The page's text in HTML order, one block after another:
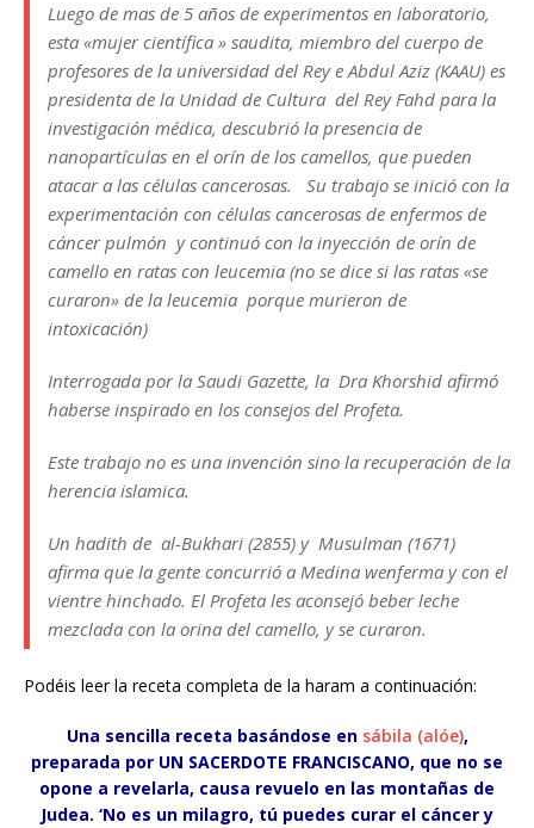
Luego de mas de 5 años de experimentos en laboratorio,
esta «mujer científica » saudita, miembro del cuerpo de
profesores de la universidad del Rey e Abdul Aziz (KAAU) es
presidenta de la Unidad de Cultura del Rey Fahd para la
investigación médica, descubrió la presencia de
nanopartículas en el orín de los camellos, que pueden
atacar a las células cancerosas. Su trabajo se inició con la
experimentación con células cancerosas de enfermos de
cáncer pulmón y continuó con la inyección de orín de
camello en ratas con leucemia (no se dice si las ratas «se
curaron» de la leucemia porque murieron de
intoxicación)
Interrogada por la Saudi Gazette, la Dra Khorshid afirmó
haberse inspirado en los consejos del Profeta.
Este trabajo no es una invención sino la recuperación de la
herencia islamica.
Un hadith de al-Bukhari (2855) y Musulman (1671)
afirma que la gente concurrió a Medina wenferma y con el
vientre hinchado. El Profeta les aconsejó beber leche
mezclada con la orina del camello, y se curaron.
Podéis leer la receta completa de la haram a continuación:
Una sencilla receta basándose en sábila (alóe),
preparada por UN SACERDOTE FRANCISCANO, que no se
opone a revelarla, causa revuelo en las montañas de
Judea. ‘No es un milagro, tú puedes curar el cáncer y